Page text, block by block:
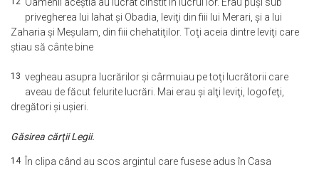
privegherea lui Iahat şi Obadia, leviţi din fiii lui Merari, şi a lui
Zaharia şi Meşulam, din fiii chehatiţilor. Toţi aceia dintre leviţi care
ştiau să cânte bine
13 vegheau asupra lucrărilor şi cârmuiau pe toţi lucrătorii care
aveau de făcut felurite lucrări. Mai erau şi alţi leviţi, logofeţi,
dregători şi uşieri.
Găsirea cărţii Legii.
14
În clipa când au scos argintul care fusese adus în Casa